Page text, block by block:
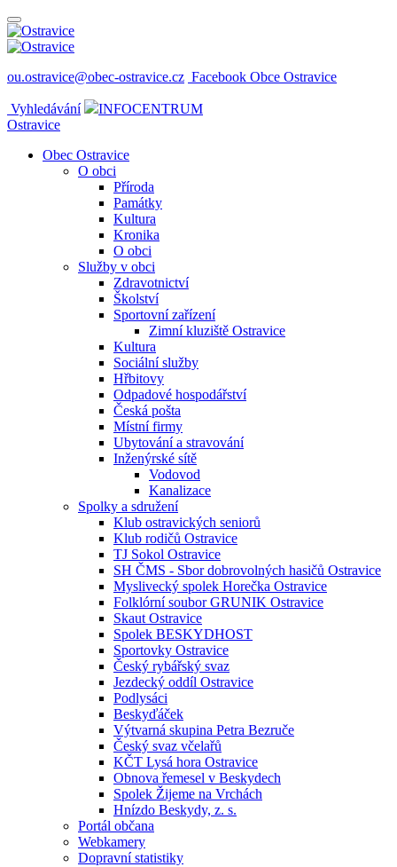
ou.ostravice@obec-ostravice.cz Facebook Obce Ostravice
Vyhledávání
INFOCENTRUM
Ostravice
Obec Ostravice
O obci
Příroda
Památky
Kultura
Kronika
O obci
Služby v obci
Zdravotnictví
Školství
Sportovní zařízení
Zimní kluziště Ostravice
Kultura
Sociální služby
Hřbitovy
Odpadové hospodářství
Česká pošta
Místní firmy
Ubytování a stravování
Inženýrské sítě
Vodovod
Kanalizace
Spolky a sdružení
Klub ostravických seniorů
Klub rodičů Ostravice
TJ Sokol Ostravice
SH ČMS - Sbor dobrovolných hasičů Ostravice
Myslivecký spolek Horečka Ostravice
Folklórní soubor GRUNIK Ostravice
Skaut Ostravice
Spolek BESKYDHOST
Sportovky Ostravice
Český rybářský svaz
Jezdecký oddíl Ostravice
Podlysáci
Beskyďáček
Výtvarná skupina Petra Bezruče
Český svaz včelařů
KČT Lysá hora Ostravice
Obnova řemesel v Beskydech
Spolek Žijeme na Vrchách
Hnízdo Beskydy, z. s.
Portál občana
Webkamery
Dopravní statistiky